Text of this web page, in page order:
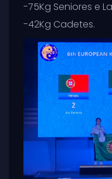
-75Kg Seniores e
-42Kg Cadetes.